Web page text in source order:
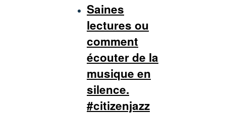
Saines
lectures ou
comment
écouter de la
musique en
silence.
#citizenjazz